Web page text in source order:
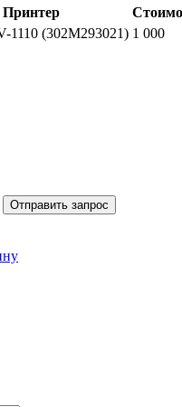
Принтер
1110 (302M293021) 1 000
Отправить запрос